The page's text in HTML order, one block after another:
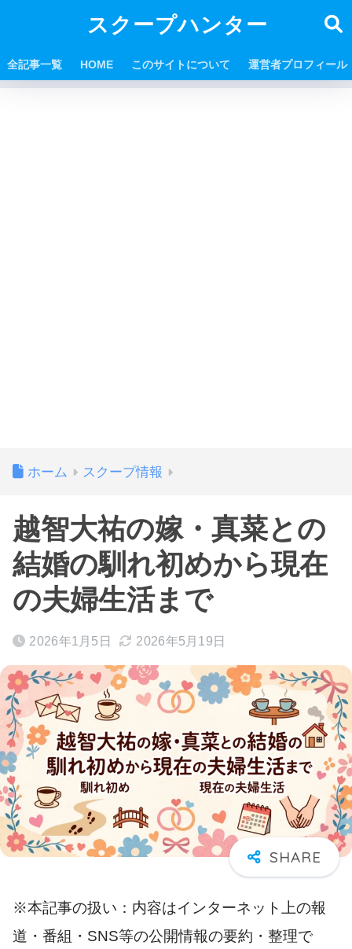
スクープハンター
全記事一覧 HOME このサイトについて 運営者プロフィール
ホーム スクープ情報
越智大祐の嫁・真菜との
結婚の馴れ初めから現在
の夫婦生活まで
2026年1月5日 2026年5月19日
※本記事の扱い：内容はインターネット上の報
道・番組・SNS等の公開情報の要約・整理で